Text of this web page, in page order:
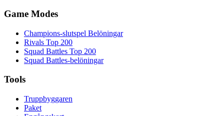
Game Modes
Champions-slutspel Belöningar
Rivals Top 200
Squad Battles Top 200
Squad Battles-belöningar
Tools
Truppbyggaren
Paket